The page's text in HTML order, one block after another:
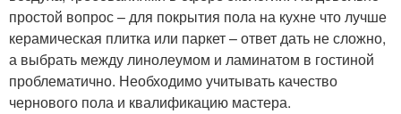
простой вопрос – для покрытия пола на кухне что лучше
керамическая плитка или паркет – ответ дать не сложно,
а выбрать между линолеумом и ламинатом в гостиной
проблематично. Необходимо учитывать качество
чернового пола и квалификацию мастера.